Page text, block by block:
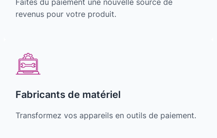
Faites du paiement une nouvelle source de
revenus pour votre produit.
Fabricants de matériel
Transformez vos appareils en outils de paiement.